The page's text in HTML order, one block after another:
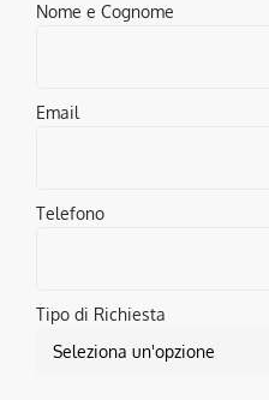
Nome e Cognome
Email
Telefono
Tipo di Richiesta